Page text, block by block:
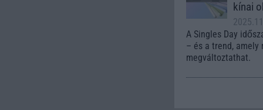
kínai
A Singles Day
– és a trend, amely
megváltoztathat.